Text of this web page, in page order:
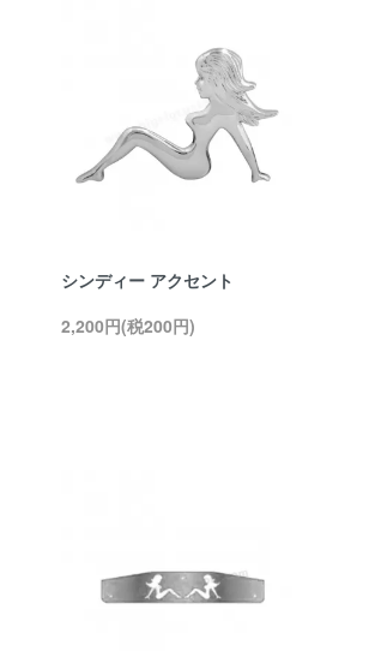
シンディー アクセント
2,200円(税200円)